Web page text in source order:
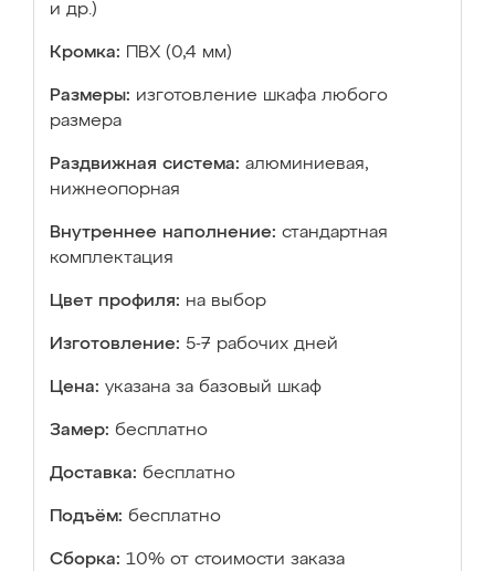
и др.)
Кромка: ПВХ (0,4 мм)
Размеры: изготовление шкафа любого
размера
Раздвижная система: алюминиевая,
нижнеопорная
Внутреннее наполнение: стандартная
комплектация
Цвет профиля: на выбор
Изготовление: 5-7 рабочих дней
Цена: указана за базовый шкаф
Замер: бесплатно
Доставка: бесплатно
Подъём: бесплатно
Сборка: 10% от стоимости заказа